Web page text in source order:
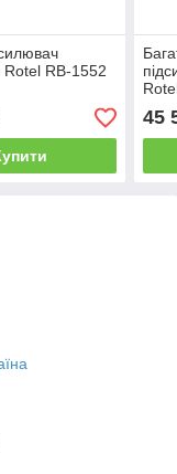
Rotel RB-1552
45